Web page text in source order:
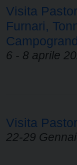
Visita
Furnari,
6 - 8 aprile
Visita
22-29